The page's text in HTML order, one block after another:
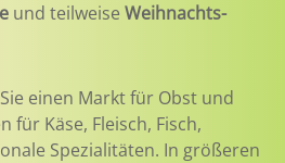
und teilweise Weihnachts-
einen Markt für Obst und
für Käse, Fleisch, Fisch,
Spezialitäten. In größeren